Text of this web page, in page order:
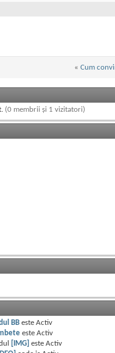
« Cum
(0 membrii și 1 vizitatori)
BB esteActiv
esteActiv
[IMG] esteActiv